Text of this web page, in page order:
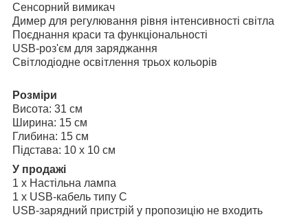
Сенсорний вимикач
Димер для регулювання рівня інтенсивності світла
Поєднання краси та функціональності
USB-роз'єм для заряджання
Світлодіодне освітлення трьох кольорів
Розміри
Висота: 31 см
Ширина: 15 см
Глибина: 15 см
Підстава: 10 x 10 см
У продажі
1 x Настільна лампа
1 x USB-кабель типу C
USB-зарядний пристрій у пропозицію не входить